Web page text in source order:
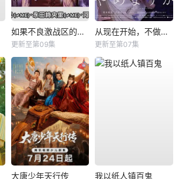
如果不良激战区的四天王转生成了偶像团体？
更新至第09集
从现在开始，不做朋友了吧。
更新至第07集
大唐少年天行传 我以纸人镇百鬼